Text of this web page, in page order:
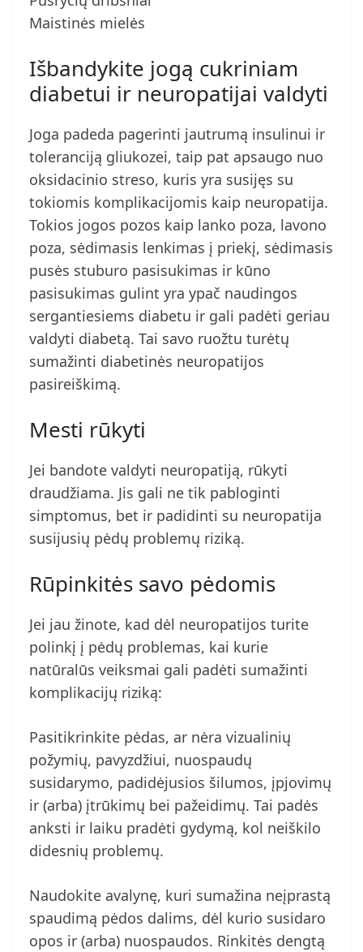
Maistinės mielės
Išbandykite jogą cukriniam
diabetui ir neuropatijai valdyti
Joga padeda pagerinti jautrumą insulinui ir
toleranciją gliukozei, taip pat apsaugo nuo
oksidacinio streso, kuris yra susijęs su
tokiomis komplikacijomis kaip neuropatija.
Tokios jogos pozos kaip lanko poza, lavono
poza, sėdimasis lenkimas į priekį, sėdimasis
pusės stuburo pasisukimas ir kūno
pasisukimas gulint yra ypač naudingos
sergantiesiems diabetu ir gali padėti geriau
valdyti diabetą. Tai savo ruožtu turėtų
sumažinti diabetinės neuropatijos
pasireiškimą.
Mesti rūkyti
Jei bandote valdyti neuropatiją, rūkyti
draudžiama. Jis gali ne tik pabloginti
simptomus, bet ir padidinti su neuropatija
susijusių pėdų problemų riziką.
Rūpinkitės savo pėdomis
Jei jau žinote, kad dėl neuropatijos turite
polinkį į pėdų problemas, kai kurie
natūralūs veiksmai gali padėti sumažinti
komplikacijų riziką:
Pasitikrinkite pėdas, ar nėra vizualinių
požymių, pavyzdžiui, nuospaudų
susidarymo, padidėjusios šilumos, įpjovimų
ir (arba) įtrūkimų bei pažeidimų. Tai padės
anksti ir laiku pradėti gydymą, kol neiškilo
didesnių problemų.
Naudokite avalynę, kuri sumažina neįprastą
spaudimą pėdos dalims, dėl kurio susidaro
opos ir (arba) nuospaudos. Rinkitės dengtą